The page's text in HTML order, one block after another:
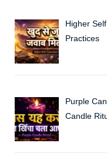
Higher
Practices
Purple
Candle